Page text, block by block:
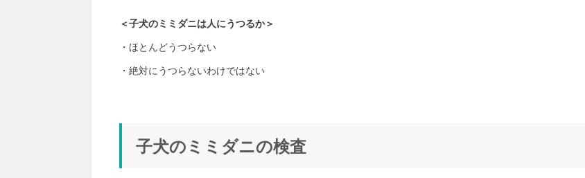
＜子犬のミミダニは人にうつるか＞
・ほとんどうつらない
・絶対にうつらないわけではない
子犬のミミダニの検査